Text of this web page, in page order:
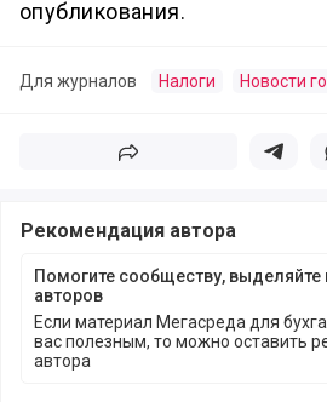
опубликования.
Для журналов Налоги Новости
Поделиться
Рекомендация автора
Помогите сообществу, выделяйте
авторов
Если материал Мегасреда для
вас полезным, то можно оставить
автора